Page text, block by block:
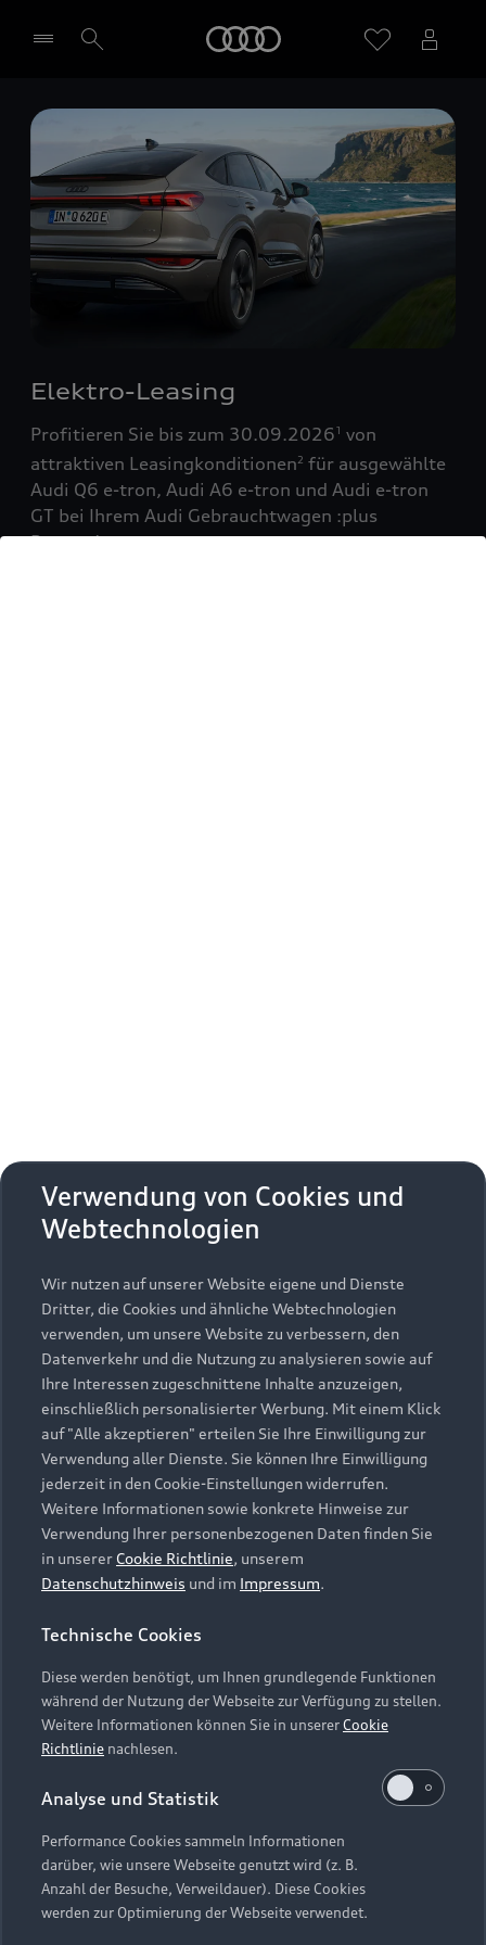
Händler wählen
Elektro-Leasing
Profitieren Sie bis zum 30.09.20261 von
attraktiven Leasingkonditionen2 für ausgewählte
Audi Q6 e-tron, Audi A6 e-tron und Audi e-tron
GT bei Ihrem Audi Gebrauchtwagen :plus
Partner!
Zurück nach oben
Modelle
Alle Modelle
Modelle vergleichen
Elektromodelle
Plug-in-Hybride
Kaufen & leasen
Neuwagensuche
Gebrauchtwagensuche
Gebrauchtwagen
Finanzierung
Aktionen & Angebote
Geschäftskunden
Service & Zubehör
Saisonale Angebote
Audi Services
Garantie
Audi digital services
myAudi
Support
Kundenservice
Händlersuche
Audi Code
Online-Terminvereinbarung
Servicekontakt
Vertrag widerrufen
Über Audi
Unternehmen
Karriere
Investor Relations
Presse & Media Center
Datenschutz
Audi erleben
Newsletter
Impressum Rechtliches
Hinweisgebersystem
Datenschutzinformation
Cookie-Einstellungen
Cookie-Richtlinie
Barrierefreiheit
Hinweis: Die aktuelle Darstellung und Anordnung der
Embleme am Fahrzeug bei allen Abbildungen auf dieser
Webseite kann abweichen.
Verwendung von Cookies und
Webtechnologien
Wir nutzen auf unserer Website eigene und Dienste
Dritter, die Cookies und ähnliche Webtechnologien
verwenden, um unsere Website zu verbessern, den
Datenverkehr und die Nutzung zu analysieren sowie auf
Ihre Interessen zugeschnittene Inhalte anzuzeigen,
einschließlich personalisierter Werbung. Mit einem Klick
auf "Alle akzeptieren" erteilen Sie Ihre Einwilligung zur
Verwendung aller Dienste. Sie können Ihre Einwilligung
jederzeit in den Cookie-Einstellungen widerrufen.
Weitere Informationen sowie konkrete Hinweise zur
Verwendung Ihrer personenbezogenen Daten finden Sie
in unserer Cookie Richtlinie, unserem
Datenschutzhinweis und im Impressum.
Technische Cookies
Diese werden benötigt, um Ihnen grundlegende Funktionen
während der Nutzung der Webseite zur Verfügung zu stellen.
Weitere Informationen können Sie in unsererCookie
Richtlinie nachlesen.
Analyse und Statistik
Performance Cookies sammeln Informationen
darüber, wie unsere Webseite genutzt wird (z. B.
Anzahl der Besuche, Verweildauer). Diese Cookies
werden zur Optimierung der Webseite verwendet.